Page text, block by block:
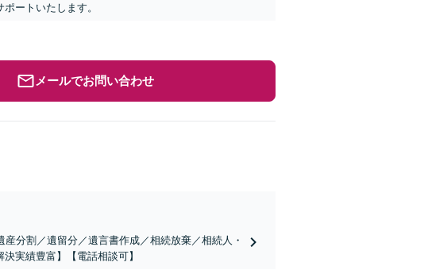
ートいたします。
メールでお問い合わせ
分割／遺留分／遺言書作成／相続放棄／相続人・
実績豊富】【電話相談可】